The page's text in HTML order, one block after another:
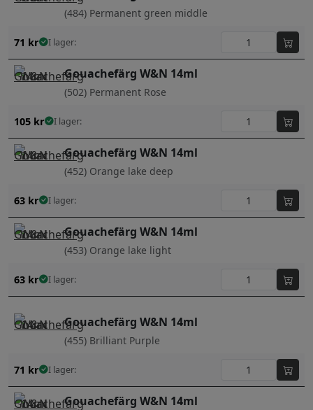
(484) Permanent green middle
71 kr I lager:
Gouachefärg W&N 14ml
(502) Permanent Rose
105 kr I lager:
Gouachefärg W&N 14ml
(452) Orange lake deep
63 kr I lager:
Gouachefärg W&N 14ml
(453) Orange lake light
63 kr I lager:
Gouachefärg W&N 14ml
(455) Brilliant Purple
71 kr I lager:
Gouachefärg W&N 14ml